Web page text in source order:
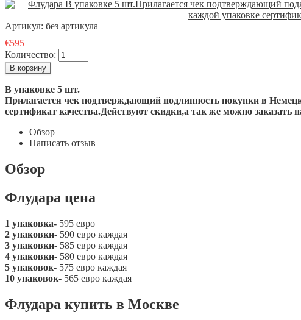
Артикул: без артикула
€595
Количество:
В упаковке 5 шт.
Прилагается чек подтверждающий подлинность покупки в
сертификат качества.Действуют скидки,а так же можно
Обзор
Написать отзыв
Обзор
Флудара цена
1 упаковка- 595 евро
2 упаковки- 590 евро каждая
3 упаковки- 585 евро каждая
4 упаковки- 580 евро каждая
5 упаковок- 575 евро каждая
10 упаковок- 565 евро каждая
Флудара купить в Москве